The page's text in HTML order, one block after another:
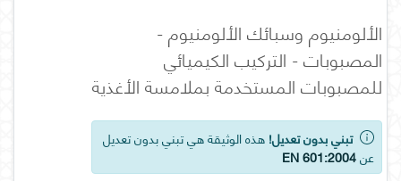
الألومنيوم وسبائك الألومنيوم -
المصبوبات - التركيب الكيميائي
للمصبوبات المستخدمة بملامسة الأغذية
تبني بدون تعديل! هذه الوثيقة هي تبني بدون تعديل
عنEN 601:2004